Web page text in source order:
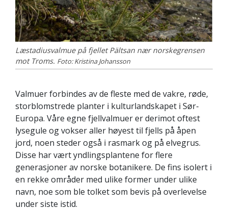
Læstadiusvalmue på fjellet Pältsan nær norskegrensen
mot Troms. Foto: Kristina Johansson
Valmuer forbindes av de fleste med de vakre, røde,
storblomstrede planter i kulturlandskapet i Sør-
Europa. Våre egne fjellvalmuer er derimot oftest
lysegule og vokser aller høyest til fjells på åpen
jord, noen steder også i rasmark og på elvegrus.
Disse har vært yndlingsplantene for flere
generasjoner av norske botanikere. De fins isolert i
en rekke områder med ulike former under ulike
navn, noe som ble tolket som bevis på overlevelse
under siste istid.